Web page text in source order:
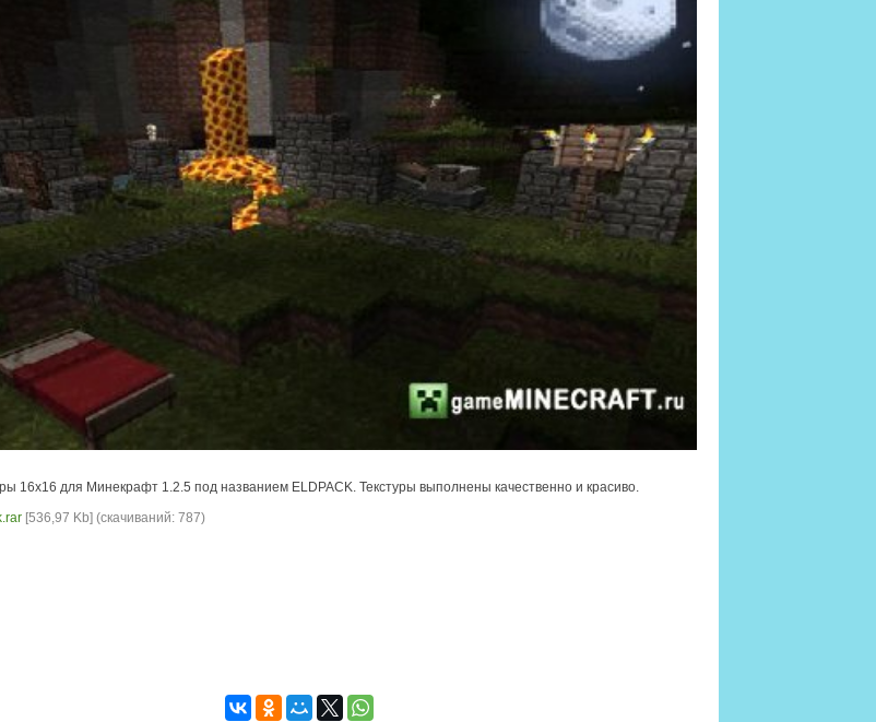
16х16 для Минекрафт 1.2.5 под названием ELDPACK. Текстуры выполнены качественно и красиво.
[536,97 Kb] (cкачиваний: 787)